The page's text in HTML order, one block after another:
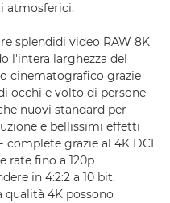
atmosferici.
splendidi video RAW 8K
l'intera larghezza del
cinematografico grazie
occhi e volto di persone
nuovi standard per
e bellissimi effetti
grazie al 4K DCI
rate fino a 120p
in 4:2:2 a 10 bit.
qualità 4K possono